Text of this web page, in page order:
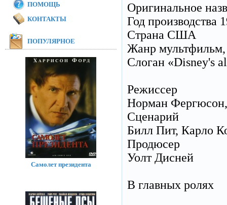
Оригинальное
Год производства
Страна США
Жанр мультфильм,
Слоган «Disney's
Режиссер
Норман
Сценарий
Билл Пит, Карло
Продюсер
Уолт Дисней
В главных ролях
ПОМОЩЬ
КОНТАКТЫ
ПОПУЛЯРНОЕ
Самолет президента